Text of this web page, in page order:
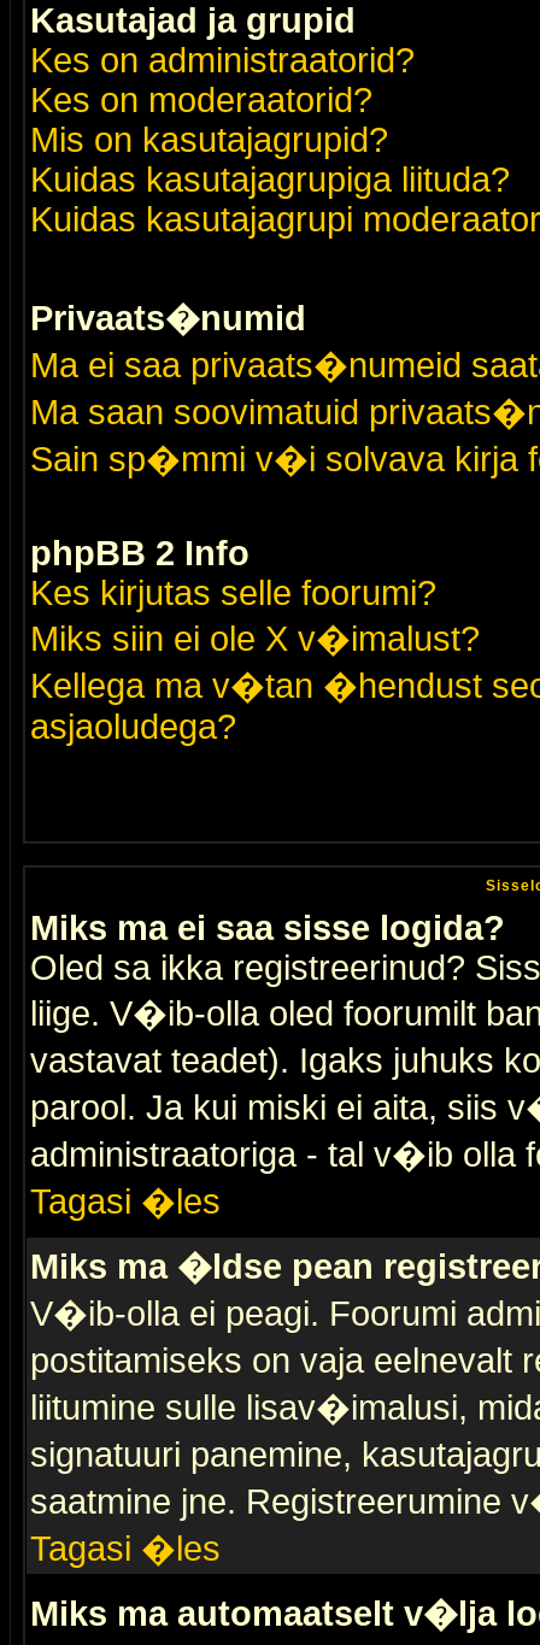
Kasutajad ja grupid
Kes on administraatorid?
Kes on moderaatorid?
Mis on kasutajagrupid?
Kuidas kasutajagrupiga liituda?
Kuidas kasutajagrupi
Privaats�numid
Ma ei saa privaats�numeid
Ma saan soovimatuid
Sain sp�mmi v�i solvava kirja
phpBB 2 Info
Kes kirjutas selle foorumi?
Miks siin ei ole X v�imalust?
Kellega ma v�tan �hendust
asjaoludega?
Miks ma ei saa sisse logida?
Oled sa ikka registreerinud?
liige. V�ib-olla oled foorumilt
vastavat teadet). Igaks juhuks
parool. Ja kui miski ei aita, siis
administraatoriga - tal v�ib olla
Tagasi �les
Miks ma �ldse pean
V�ib-olla ei peagi. Foorumi
postitamiseks on vaja eelnevalt
liitumine sulle lisav�imalusi,
signatuuri panemine,
saatmine jne. Registreerumine
Tagasi �les
Miks ma automaatselt v�lja